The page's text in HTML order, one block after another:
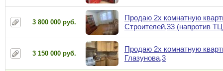
3 800 000 руб.
Продаю 2х комнатную
Строителей,33 (напротив
3 150 000 руб.
Продаю 2х комнатную
Глазунова,3